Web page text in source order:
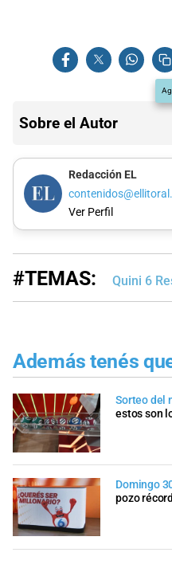
Sobre el Autor
Redacción EL
Ver Perfil
#TEMAS: Quini 6
Además tenés
Sorteo del
estos son
Domingo
pozo